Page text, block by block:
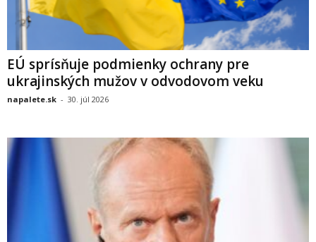
EÚ sprísňuje podmienky ochrany pre
ukrajinských mužov v odvodovom veku
napalete.sk - 30. júl 2026